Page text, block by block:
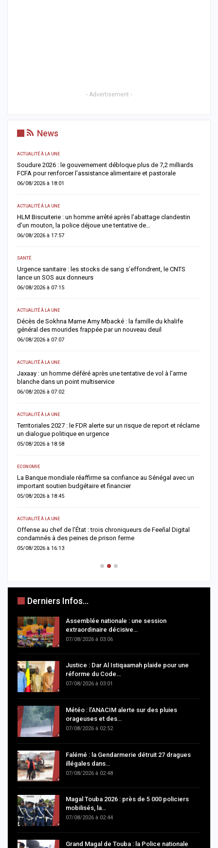
- Advertisement -
News
ACTUALITÉ À LA UNE
Soudure 2026 : le gouvernement débloque plus de 7,2 milliards
FCFA pour renforcer l’assistance alimentaire et pastorale
06/08/2026 à 18:01
ACTUALITÉ À LA UNE
HLM Biscuiterie : un homme arrêté après l’abattage clandestin
d’un mouton, la police déjoue une tentative de…
06/08/2026 à 17:57
SANTÉ
Urgence sanitaire : les stocks de sang s’effondrent, le CNTS
lance un SOS aux donneurs
06/08/2026 à 07:15
ACTUALITÉ À LA UNE
Décès de Sokhna Mame Amy Mbacké : la famille du khalife
général des mourides frappée par un nouveau deuil
06/08/2026 à 07:07
ACTUALITÉ À LA UNE
Jaxaay : un homme déféré après une tentative de vol à l’arme
blanche dans un point multiservice
06/08/2026 à 07:02
ACTUALITÉ À LA UNE
Territoriales 2027 : le FDR alerte sur un risque de report et réclame
un dialogue politique en urgence
05/08/2026 à 18:58
ECONOMIE
La Banque mondiale réaffirme sa confiance au Sénégal avec un
important soutien budgétaire et financier
05/08/2026 à 18:45
ACTUALITÉ À LA UNE
Offense au chef de l’État : trois chroniqueurs de Feeñal Digital
condamnés à des peines de prison ferme
05/08/2026 à 16:13
Derniers Infos...
Assemblée nationale : une session
extraordinaire décisive…
07/08/2026 à 03:06
Justice : Dar Al Istiqaamah plaide pour une
réforme du Code…
07/08/2026 à 03:01
Météo : l’ANACIM alerte sur des pluies
orageuses et des…
07/08/2026 à 02:52
Falémé : la Gendarmerie détruit 27 dragues
illégales dans…
07/08/2026 à 02:48
Magal Touba 2026 : près de 5 000 policiers
mobilisés, la…
07/08/2026 à 02:44
Grand Magal de Touba : la Police nationale